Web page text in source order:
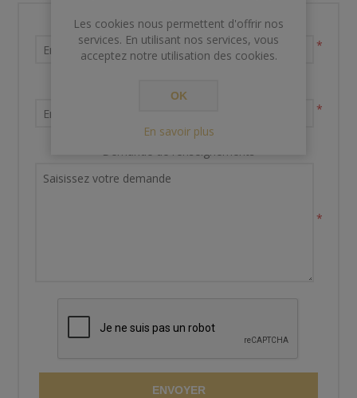
Nom et prénom
*
*
Demande de renseignements
*
ENVOYER
Les cookies nous permettent d'offrir nos
services. En utilisant nos services, vous
acceptez notre utilisation des cookies.
OK
En savoir plus